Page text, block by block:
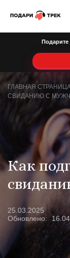
ГЛАВНАЯ
СВИДАНИЮ С
Как
25.03.2025
Обновлено: